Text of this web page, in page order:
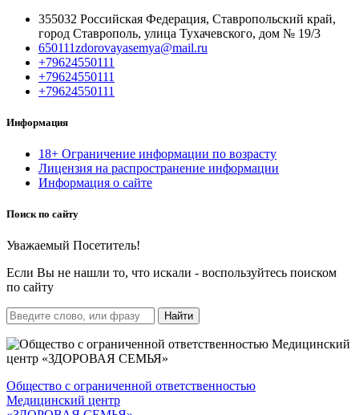
355032 Российская Федерация, Ставропольский край,
город Ставрополь, улица Тухачевского, дом № 19/3
650111zdorovayasemya@mail.ru
+79624550111
+79624550111
+79624550111
Информация
18+ Ограничение информации по возрасту
Лицензия на распространение информации
Информация о сайте
Поиск по сайту
Уважаемый Посетитель!
Если Вы не нашли то, что искали - воспользуйтесь поиском
по сайту
Найти
Общество с ограниченной ответственностью
Медицинский центр